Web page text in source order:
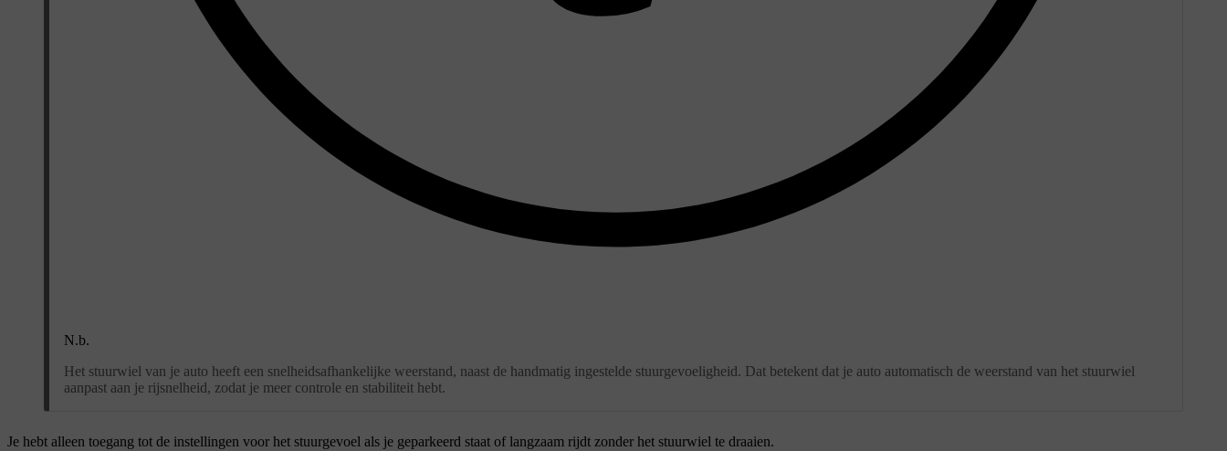
N.b.
Het stuurwiel van je auto heeft een snelheidsafhankelijke weerstand, naast de handmatig ingestelde stuurgevoeligheid. Dat betekent dat je auto automatisch de weerstand van het stuurwiel
aanpast aan je rijsnelheid, zodat je meer controle en stabiliteit hebt.
Je hebt alleen toegang tot de instellingen voor het stuurgevoel als je geparkeerd staat of langzaam rijdt zonder het stuurwiel te draaien.